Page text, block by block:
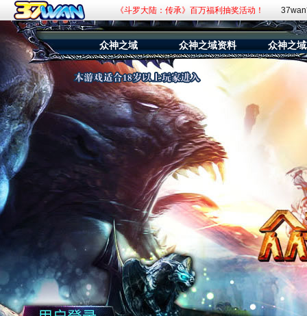
《斗罗大陆：传承》百万福利抽奖活动！
《赘婿》新游预约，火爆开启！
《九曲封神》杀入混沌，杀神灭魔！
众神之域 众神之域资料 众神之